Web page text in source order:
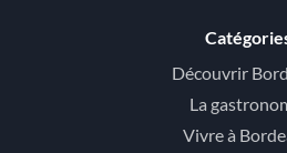
Découvrir
La
Vivre à